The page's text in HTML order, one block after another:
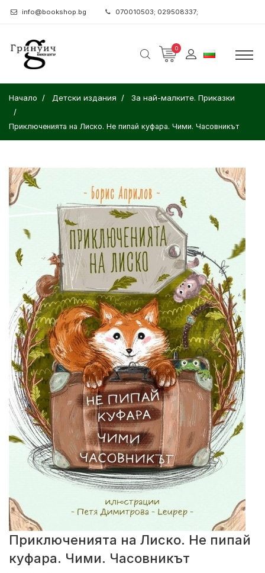
info@bookshop.bg 070010503; 029508337;
0
Начало Детски издания За най-малките. Приказки
Приключенията на Лиско. Не пипай куфара. Чими. Часовникът
Приключенията на Лиско. Не пипай
куфара. Чими. Часовникът